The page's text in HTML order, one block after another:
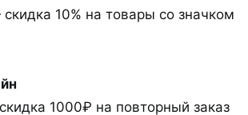
10% на товары со значком
1000₽ на повторный заказ